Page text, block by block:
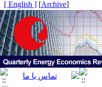
[
Archive
]
[ English ]